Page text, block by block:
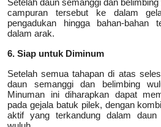
campuran tersebut ke dalam
pengadukan hingga bahan-bahan
dalam arak.
6. Siap untuk Diminum
Setelah semua tahapan di atas
daun semanggi dan belimbing
Minuman ini diharapkan dapat
pada gejala batuk pilek, dengan
aktif yang terkandung dalam daun